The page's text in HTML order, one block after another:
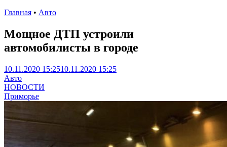
Главная • Авто
Мощное ДТП устроили
автомобилисты в городе
10.11.2020 15:2510.11.2020 15:25
Авто
НОВОСТИ
Приморье